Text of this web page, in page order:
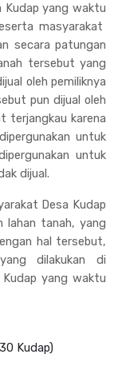
yang waktu
masyarakat
secara patungan
tersebut yang
oleh pemiliknya
pun dijual oleh
terjangkau karena
untuk
untuk
dijual.
Desa Kudap
lahan tanah, yang
hal tersebut,
dilakukan di
yang waktu
Kudap)